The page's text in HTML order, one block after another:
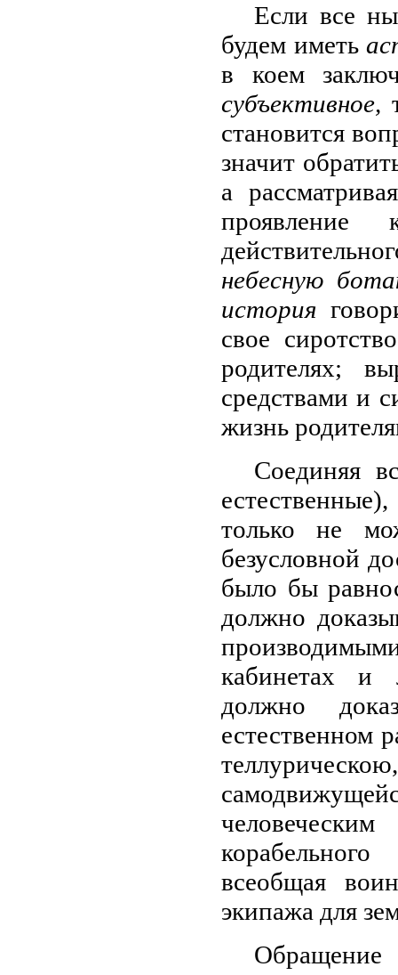
Если все
будем иметь
в коем
субъективное,
становится
значит
а
проявление
небесную
история
свое
родителях;
средствами и
жизнь
Соединяя
только не
безусловной
было бы
должно
кабинетах и
должно
естественном
всеобщая
экипажа для